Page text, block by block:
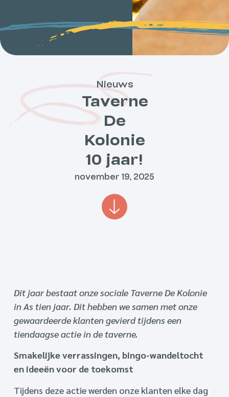
Nieuws
Taverne
De
Kolonie
10 jaar!
november 19, 2025
Dit jaar bestaat onze sociale Taverne De Kolonie
in As tien jaar. Dit hebben we samen met onze
gewaardeerde klanten gevierd tijdens een
tiendaagse actie in de taverne.
Smakelijke verrassingen, bingo-wandeltocht
en ideeën voor de toekomst
Tijdens deze actie werden onze klanten elke dag